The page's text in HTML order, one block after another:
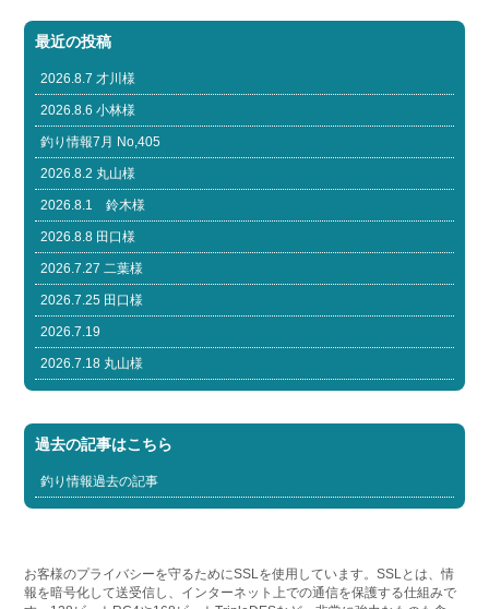
最近の投稿
2026.8.7 才川様
2026.8.6 小林様
釣り情報7月 No,405
2026.8.2 丸山様
2026.8.1 鈴木様
2026.8.8 田口様
2026.7.27 二葉様
2026.7.25 田口様
2026.7.19
2026.7.18 丸山様
過去の記事はこちら
釣り情報過去の記事
お客様のプライバシーを守るためにSSLを使用しています。SSLとは、情
報を暗号化して送受信し、インターネット上での通信を保護する仕組みで